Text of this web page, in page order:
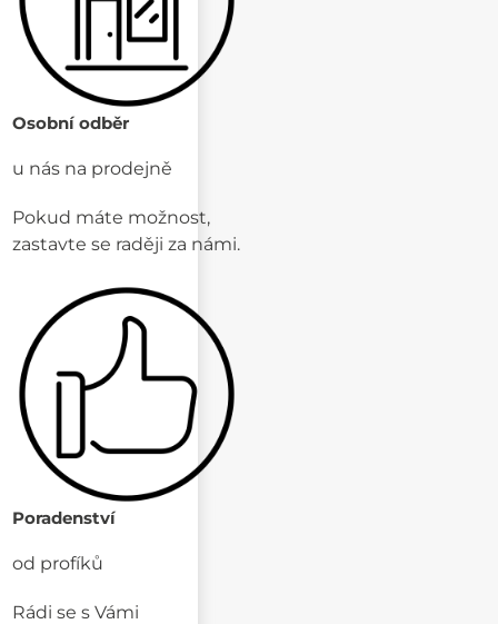
Osobní odběr
u nás na prodejně
Pokud máte možnost,
zastavte se raději za námi.
Poradenství
od profíků
Rádi se s Vámi